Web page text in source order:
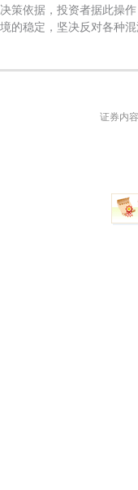
决策依据，投资者据此操
境的稳定，坚决反对各种
证券内